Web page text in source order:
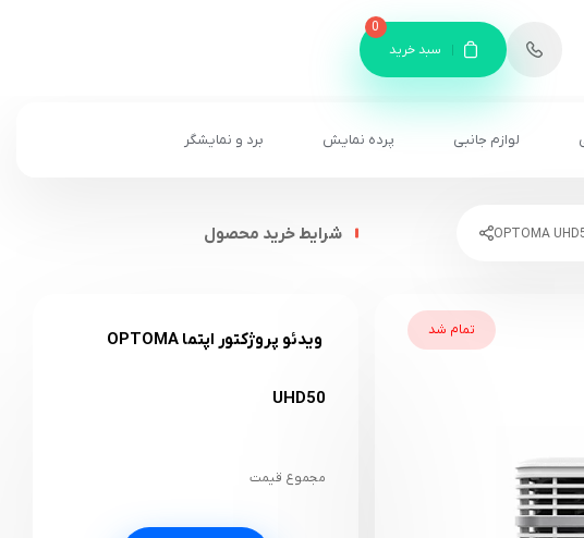
8
سبد خرید
0
لوازم جانبی پرده نمایش برد و نمایشگر
تمام شد
شرایط خرید محصول
ویدئو پروژکتور اپتما OPTOMA
UHD50
مجموع قیمت